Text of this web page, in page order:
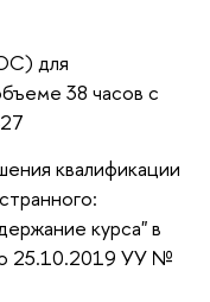
для
38 часов с
квалификации
курса" в
25.10.2019 УУ №